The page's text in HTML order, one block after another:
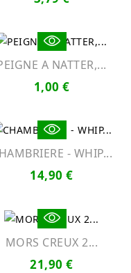
A NATTER,...
1,00 €
Indisponible- WHIP...
14,90 €
MORS CREUX 2...
21,90 €